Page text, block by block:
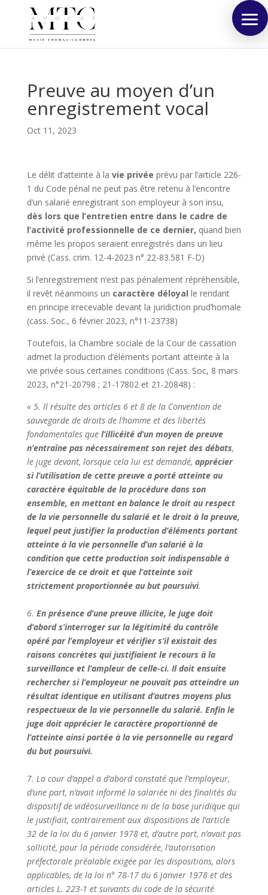
Preuve au moyen d’un
enregistrement vocal
Oct 11, 2023
Le délit d’atteinte à la vie privée prévu par l’article 226-
1 du Code pénal ne peut pas être retenu à l’encontre
d’un salarié enregistrant son employeur à son insu,
dès lors que l’entretien entre dans le cadre de
l’activité professionnelle de ce dernier, quand bien
même les propos seraient enregistrés dans un lieu
privé (Cass. crim. 12-4-2023 n° 22-83.581 F-D)
Si l’enregistrement n’est pas pénalement répréhensible,
il revêt néanmoins un caractère déloyal le rendant
en principe irrecevable devant la juridiction prud’homale
(cass. Soc., 6 février 2023, n°11-23738)
Toutefois, la Chambre sociale de la Cour de cassation
admet la production d’éléments portant atteinte à la
vie privée sous certaines conditions (Cass. Soc, 8 mars
2023, n°21-20798 ; 21-17802 et 21-20848) :
« 5. Il résulte des articles 6 et 8 de la Convention de
sauvegarde de droits de l’homme et des libertés
fondamentales que l’illicéité d’un moyen de preuve
n’entraîne pas nécessairement son rejet des débats,
le juge devant, lorsque cela lui est demandé, apprécier
si l’utilisation de cette preuve a porté atteinte au
caractère équitable de la procédure dans son
ensemble, en mettant en balance le droit au respect
de la vie personnelle du salarié et le droit à la preuve,
lequel peut justifier la production d’éléments portant
atteinte à la vie personnelle d’un salarié à la
condition que cette production soit indispensable à
l’exercice de ce droit et que l’atteinte soit
strictement proportionnée au but poursuivi.
6. En présence d’une preuve illicite, le juge doit
d’abord s’interroger sur la légitimité du contrôle
opéré par l’employeur et vérifier s’il existait des
raisons concrètes qui justifiaient le recours à la
surveillance et l’ampleur de celle-ci. Il doit ensuite
rechercher si l’employeur ne pouvait pas atteindre un
résultat identique en utilisant d’autres moyens plus
respectueux de la vie personnelle du salarié. Enfin le
juge doit apprécier le caractère proportionné de
l’atteinte ainsi portée à la vie personnelle au regard
du but poursuivi.
7. La cour d’appel a d’abord constaté que l’employeur,
d’une part, n’avait informé la salariée ni des finalités du
dispositif de vidéosurveillance ni de la base juridique qui
le justifiait, contrairement aux dispositions de l’article
32 de la loi du 6 janvier 1978 et, d’autre part, n’avait pas
sollicité, pour la période considérée, l’autorisation
préfectorale préalable exigée par les dispositions, alors
applicables, de la loi n° 78-17 du 6 janvier 1978 et des
articles L. 223-1 et suivants du code de la sécurité